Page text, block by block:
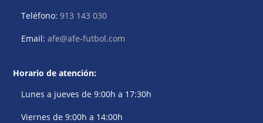
Teléfono:913 143 030
Email:afe@afe-futbol.com
Horario de atención:
Lunes a jueves de 9:00h a 17:30h
Viernes de 9:00h a 14:00h